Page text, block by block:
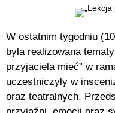
W ostatnim tygodniu
była realizowana
przyjaciela mieć” w
uczestniczyły w
oraz teatralnych.